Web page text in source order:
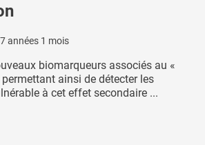
7 années 1 mois
biomarqueurs associés au «
ainsi de détecter les
à cet effet secondaire ...